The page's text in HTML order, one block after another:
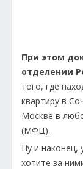
При этом
отделении
того, где
квартиру в
Москве в
(МФЦ).
Ну и наконец,
хотите за